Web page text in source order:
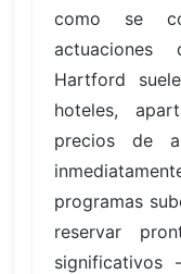
como se
Hartford
hoteles,
precios de
programas
reservar